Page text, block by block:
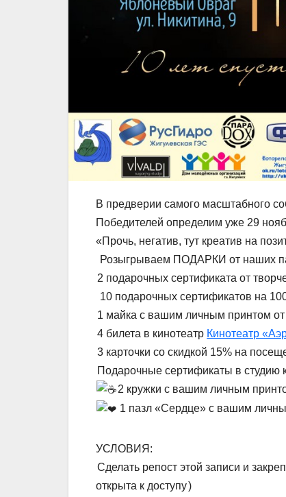
В предверии самого масштабного
Победителей определим уже 29
«Прочь, негатив, тут креатив на
Розыгрываем ПОДАРКИ от наших
2 подарочных сертификата от
10 подарочных сертификатов на
1 майка с вашим личным принтом
4 билета в кинотеатр Кинотеатр
3 карточки со скидкой 15% на
Подарочные сертификаты в студию
2 кружки с вашим личным
1 пазл «Сердце» с вашим
УСЛОВИЯ:
Сделать репост этой записи и
открыта к доступу)